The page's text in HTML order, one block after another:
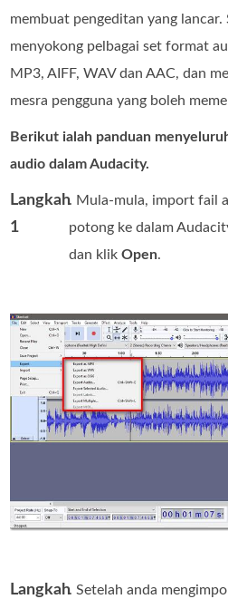
membuat pengeditan yang
menyokong pelbagai set format
MP3, AIFF, WAV dan AAC, dan
mesra pengguna yang boleh
Berikut ialah panduan
audio dalam Audacity.
Langkah
1
. Mula-mula, import fail
potong ke dalam
dan klikOpen.
Langkah. Setelah anda